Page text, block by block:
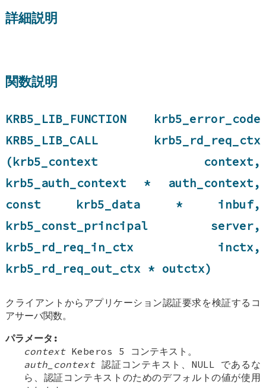
詳細説明
関数説明
KRB5_LIB_FUNCTION krb5_error_code
KRB5_LIB_CALL krb5_rd_req_ctx
(krb5_context context,
krb5_auth_context * auth_context,
const krb5_data * inbuf,
krb5_const_principal server,
krb5_rd_req_in_ctx inctx,
krb5_rd_req_out_ctx * outctx)
クライアントからアプリケーション認証要求を検証するコ
アサーバ関数。
パラメータ:
contextKeberos 5 コンテキスト。
auth_context認証コンテキスト、NULL であるな
ら、認証コンテキストのためのデフォルトの値が使用